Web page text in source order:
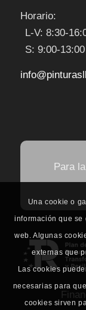
Horario:
L-V: 8:30-
S: 9:00-13:00
Para
Una cookie o
información que se
web. Algunas
externas que
Las cookies
necesarias para
cookies sirven